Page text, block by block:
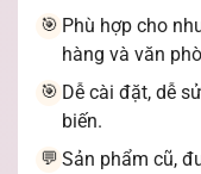
🎯 Phù hợp cho
hàng và văn
🎯 Dễ cài đặt, dễ
biến.
💬 Sản phẩm cũ,